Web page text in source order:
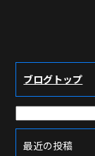
ブログトップ
最近の投稿